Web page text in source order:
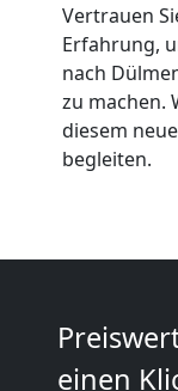
Vertrauen
Erfahrung,
nach
zu machen.
diesem
begleiten.
einen